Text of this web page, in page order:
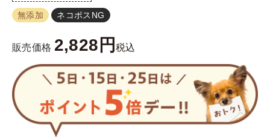
無添加 ネコポスNG
販売価格 2,828 税込